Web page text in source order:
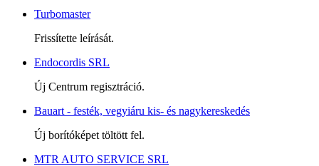
Turbomaster
Frissítette leírását.
Endocordis SRL
Új Centrum regisztráció.
Bauart - festék, vegyiáru kis- és nagykereskedés
Új borítóképet töltött fel.
MTR AUTO SERVICE SRL